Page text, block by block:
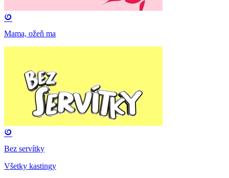
Mama, ožeň ma
Bez servítky
Všetky kastingy